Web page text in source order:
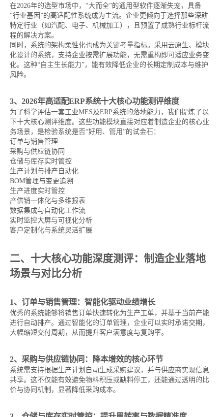
在2026年的选型市场中，“大而全”的通用型软件逐渐失宠，具备
“行业基因”的高适配性系统成为主流。企业更倾向于选择那些深耕
特定行业（如汽配、电子、机械加工），且预置了成熟行业标杆流
程的解决方案。
同时，系统的架构柔性化也成为关键考量指标。采用云原生、模块
化设计的系统，支持企业按需扩展功能，无需重构即可适应业务变
化。这种“自主生长能力”，能有效降低企业的长期定制成本与维护
风险。
3、2026年高适配ERP系统十大核心功能测评维度
为了科学评估一套工业MES及ERP系统的落地能力，我们提炼了以
下十大核心测评维度。这些功能模块直接对应着制造企业的核心业
务场景，是检验系统是否“好用、管用”的试金石：
订单与销售管理
采购与供应链协同
仓储与库存实时管控
生产计划与排产自动化
BOM管理与变更追溯
生产进度实时管控
产供销一体化与多维报表
数据集成与自动化工作流
实时监控大屏与可视化分析
客户定制化与系统灵活扩展
二、十大核心功能深度测评：制造企业落地
场景与对比分析
1、订单与销售管理：智能化驱动业绩增长
优秀的系统能够将销售订单快速转化为生产工单，并基于当前产能
进行自动排产。通过智能化的订单管理，企业可以实时承诺交期，
大幅缩短交付周期，从而提升客户满意度与复购率。
2、采购与供应链协同：降本增效的核心环节
系统需支持根据生产计划自动生成采购建议，并与供应商实现信息
共享。这不仅能有效避免物料积压或缺料停工，还能通过透明的比
价与协同机制，显著降低采购成本。